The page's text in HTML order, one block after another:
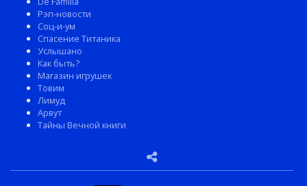
Рэп-новости
Соц-и-ум
Спасение Титаника
Услышано
Как быть?
Магазин игрушек
Товим
Лимуд
Арвут
Тайны Вечной книги